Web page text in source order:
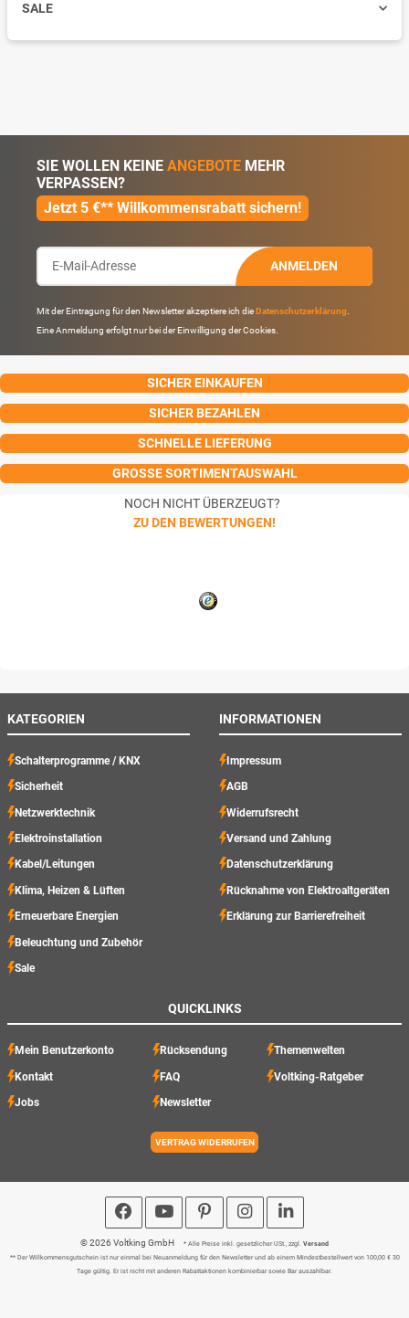
SALE
SIE WOLLEN KEINE ANGEBOTE MEHR
VERPASSEN?
Jetzt 5 €** Willkommensrabatt sichern!
ANMELDEN
Mit der Eintragung für den Newsletter akzeptiere ich dieDatenschutzerklärung
Eine Anmeldung erfolgt nur bei der Einwilligung der Cookies.
SICHER EINKAUFEN
SICHER BEZAHLEN
SCHNELLE LIEFERUNG
GROSSE SORTIMENTAUSWAHL
NOCH NICHT ÜBERZEUGT?
ZU DEN BEWERTUNGEN!
KATEGORIEN
Schalterprogramme / KNX
Sicherheit
Netzwerktechnik
Elektroinstallation
Kabel/Leitungen
Klima, Heizen & Lüften
Erneuerbare Energien
Beleuchtung und Zubehör
Sale
INFORMATIONEN
Impressum
AGB
Widerrufsrecht
Versand und Zahlung
Datenschutzerklärung
Rücknahme von Elektroaltgeräten
Erklärung zur Barrierefreiheit
QUICKLINKS
Mein Benutzerkonto Rücksendung Themenwelten
Kontakt FAQ Voltking-Ratgeber
Jobs Newsletter
VERTRAG WIDERRUFEN
© 2026 Voltking GmbH * Alle Preise inkl. gesetzlicher USt., zzgl. Versand
** Der Willkommensgutschein ist nur einmal bei Neuanmeldung für den Newsletter und ab einem Mindestbestellwert von 100,00 € 30
Tage gültig. Er ist nicht mit anderen Rabattaktionen kombinierbar sowie Bar auszahlbar.